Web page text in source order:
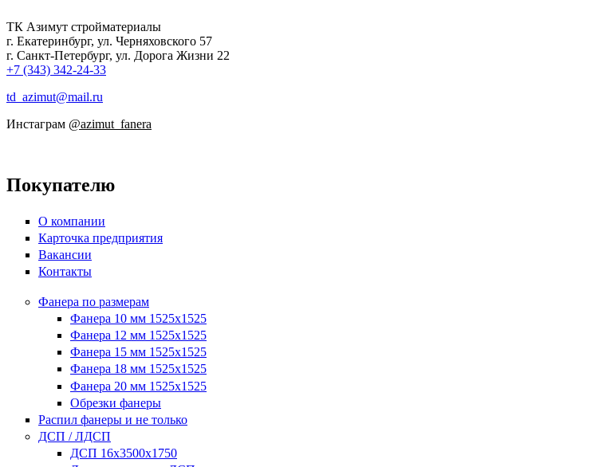
ТК Азимут стройматериалы
г. Екатеринбург, ул. Черняховского 57
г. Санкт-Петербург, ул. Дорога Жизни 22
+7 (343) 342-24-33
td_azimut@mail.ru
Инстаграм @azimut_fanera
Покупателю
О компании
Карточка предприятия
Вакансии
Контакты
Фанера по размерам
Фанера 10 мм 1525х1525
Фанера 12 мм 1525х1525
Фанера 15 мм 1525х1525
Фанера 18 мм 1525х1525
Фанера 20 мм 1525х1525
Обрезки фанеры
Распил фанеры и не только
ДСП / ЛДСП
ДСП 16х3500х1750